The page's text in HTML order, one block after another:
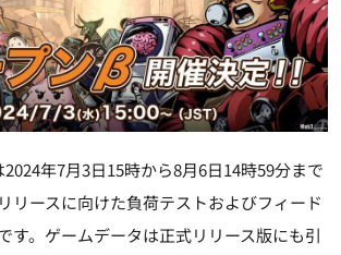
年7月3日15時から8月6日14時59分まで
リースに向けた負荷テストおよびフィード
す。ゲームデータは正式リリース版にも引